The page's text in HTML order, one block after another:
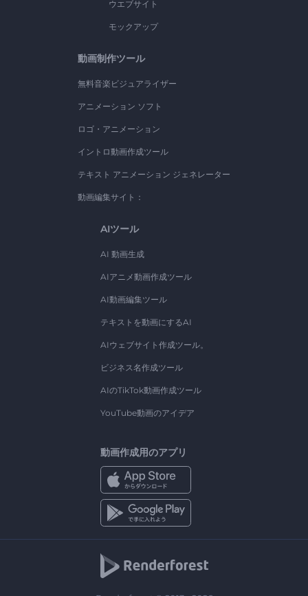
ウエブサイト
モックアップ
動画制作ツール
無料音楽ビジュアライザー
アニメーション ソフト
ロゴ・アニメーション
イントロ動画作成ツール
テキスト アニメーション ジェネレーター
動画編集サイト：
AIツール
AI 動画生成
AIアニメ動画作成ツール
AI動画編集ツール
テキストを動画にするAI
AIウェブサイト作成ツール。
ビジネス名作成ツール
AIのTikTok動画作成ツール
YouTube動画のアイデア
動画作成用のアプリ